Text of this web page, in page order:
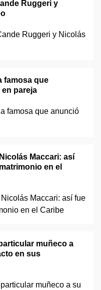
Ruggeri y
famosa que
pareja
Maccari: así
en el
muñeco a
en sus